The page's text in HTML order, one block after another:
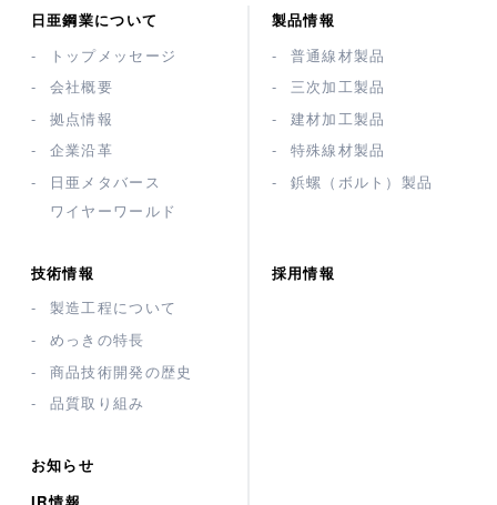
日亜鋼業について
トップメッセージ
会社概要
拠点情報
企業沿革
日亜メタバース
ワイヤーワールド
製品情報
普通線材製品
三次加工製品
建材加工製品
特殊線材製品
鋲螺（ボルト）製品
技術情報
製造工程について
めっきの特長
商品技術開発の歴史
品質取り組み
採用情報
お知らせ